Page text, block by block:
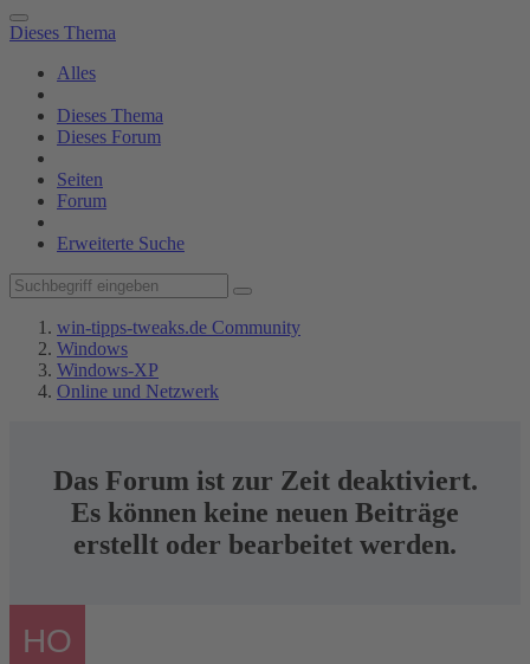
Dieses Thema
Alles
Dieses Thema
Dieses Forum
Seiten
Forum
Erweiterte Suche
win-tipps-tweaks.de Community
Windows
Windows-XP
Online und Netzwerk
Das Forum ist zur Zeit deaktiviert.
Es können keine neuen Beiträge
erstellt oder bearbeitet werden.